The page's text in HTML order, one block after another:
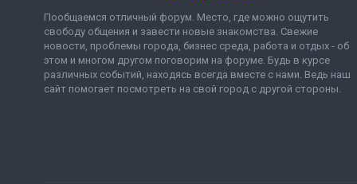
Пообщаемся отличный форум. Место, где можно ощутить
свободу общения и завести новые знакомства. Свежие
новости, проблемы города, бизнес среда, работа и отдых - об
этом и многом другом поговорим на форуме. Будь в курсе
различных событий, находясь всегда вместе с нами. Ведь наш
сайт помогает посмотреть на свой город с другой стороны.